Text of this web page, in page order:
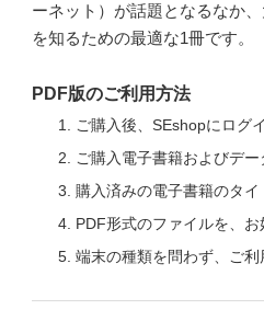
ーネット）が話題となるなか
を知るための最適な1冊です。
PDF版のご利用方法
ご購入後、SEshopにログ
ご購入電子書籍およびデ
購入済みの電子書籍のタ
PDF形式のファイルを、お
端末の種類を問わず、ご利